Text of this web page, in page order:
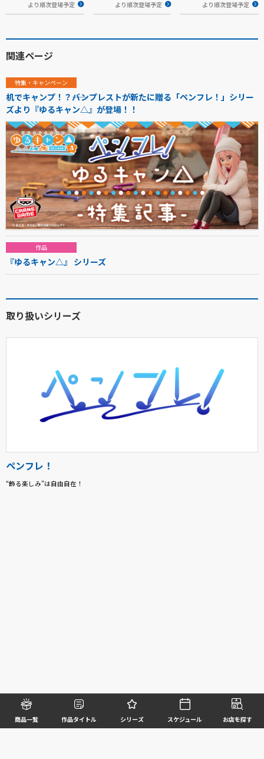
商品一覧 作品タイトル シリーズ スケジュール お店を探す
より順次登場予定
より順次登場予定
より順次登場予定
関連ページ
特集・キャンペーン
机でキャンプ！？――バンプレストが新たに贈る「ペンフレ！」シリー
ズより『ゆるキャン△』が登場！！
作品
『ゆるキャン△』 シリーズ
取り扱いシリーズ
ペンフレ！
“飾る楽しみ”は自由自在！